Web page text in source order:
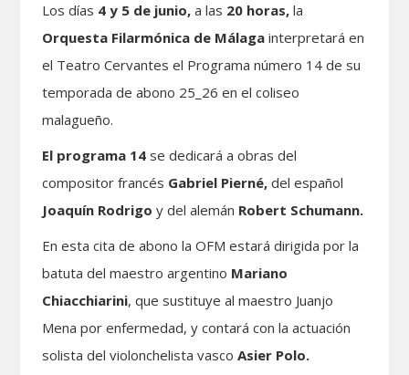
Los días 4 y 5 de junio,a las 20 horas,la
Orquesta Filarmónica de Málagainterpretará en
el Teatro Cervantes el Programa número 14 de su
temporada de abono 25_26 en el coliseo
malagueño.
El programa 14se dedicará a obras del
compositor francés Gabriel Pierné,del español
Joaquín Rodrigoy del alemán Robert Schumann.
En esta cita de abono la OFM estará dirigida por la
batuta del maestro argentino Mariano
Chiacchiarini, que sustituye al maestro Juanjo
Mena por enfermedad, y contará con la actuación
solista del violonchelista vascoAsier Polo.